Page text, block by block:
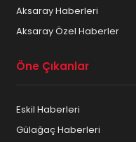
Aksaray Haberleri
Aksaray Özel Haberler
Öne Çıkanlar
Eskil Haberleri
Gülağaç Haberleri